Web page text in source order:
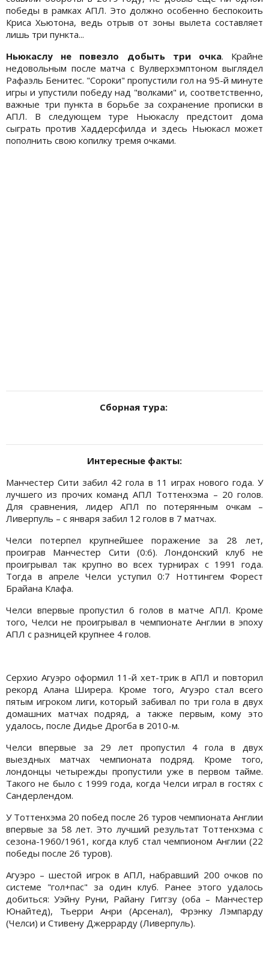
победы в рамках АПЛ. Это должно особенно беспокоить
Криса Хьютона, ведь отрыв от зоны вылета составляет
лишь три пункта...
Ньюкаслу не повезло добыть три очка. Крайне
недовольным после матча с Вулверхэмптоном выглядел
Рафаэль Бенитес. "Сороки" пропустили гол на 95-й минуте
игры и упустили победу над "волками" и, соответственно,
важные три пункта в борьбе за сохранение прописки в
АПЛ. В следующем туре Ньюкаслу предстоит дома
сыграть против Хаддерсфилда и здесь Ньюкасл может
пополнить свою копилку тремя очками.
Сборная тура:
Интересные факты:
Манчестер Сити забил 42 гола в 11 играх нового года. У
лучшего из прочих команд АПЛ Тоттенхэма – 20 голов.
Для сравнения, лидер АПЛ по потерянным очкам –
Ливерпуль – с января забил 12 голов в 7 матчах.
Челси потерпел крупнейшее поражение за 28 лет,
проиграв Манчестер Сити (0:6). Лондонский клуб не
проигрывал так крупно во всех турнирах с 1991 года.
Тогда в апреле Челси уступил 0:7 Ноттингем Форест
Брайана Клафа.
Челси впервые пропустил 6 голов в матче АПЛ. Кроме
того, Челси не проигрывал в чемпионате Англии в эпоху
АПЛ с разницей крупнее 4 голов.
Серхио Агуэро оформил 11-й хет-трик в АПЛ и повторил
рекорд Алана Ширера. Кроме того, Агуэро стал всего
пятым игроком лиги, который забивал по три гола в двух
домашних матчах подряд, а также первым, кому это
удалось, после Дидье Дрогба в 2010-м.
Челси впервые за 29 лет пропустил 4 гола в двух
выездных матчах чемпионата подряд. Кроме того,
лондонцы четырежды пропустили уже в первом тайме.
Такого не было с 1999 года, когда Челси играл в гостях с
Сандерлендом.
У Тоттенхэма 20 побед после 26 туров чемпионата Англии
впервые за 58 лет. Это лучший результат Тоттенхэма с
сезона-1960/1961, когда клуб стал чемпионом Англии (22
победы после 26 туров).
Агуэро – шестой игрок в АПЛ, набравший 200 очков по
системе "гол+пас" за один клуб. Ранее этого удалось
добиться: Уэйну Руни, Райану Гиггзу (оба – Манчестер
Юнайтед), Тьерри Анри (Арсенал), Фрэнку Лэмпарду
(Челси) и Стивену Джеррарду (Ливерпуль).